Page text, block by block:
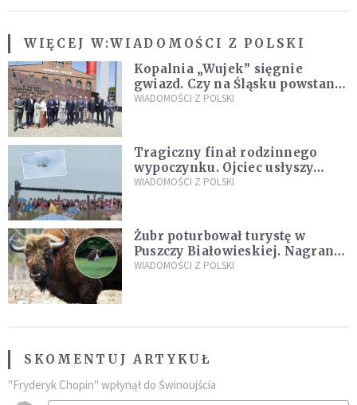
WIĘCEJ W:WIADOMOŚCI Z POLSKI
Kopalnia „Wujek” sięgnie
gwiazd. Czy na Śląsku powstanie
„Dolina Krzemowa”?
WIADOMOŚCI Z POLSKI
Tragiczny finał rodzinnego
wypoczynku. Ojciec usłyszy
zarzuty
WIADOMOŚCI Z POLSKI
Żubr poturbował turystę w
Puszczy Białowieskiej. Nagranie
daje do myślenia
WIADOMOŚCI Z POLSKI
SKOMENTUJ ARTYKUŁ
"Fryderyk Chopin" wpłynął do Świnoujścia